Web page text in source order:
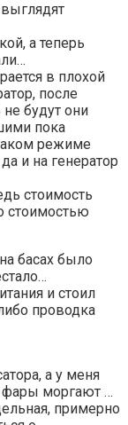
а теперь
в плохой
после
будут они
пока
режиме
и на генератор
стоимость
стоимостью
басах было
и стоил
проводка
а у меня
фары моргают …
примерно